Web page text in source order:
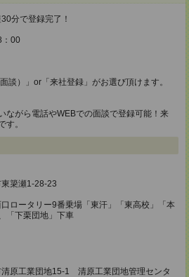
分で登録完了！
：00
談）」or「来社登録」がお選び頂けます。
ながら電話やWEBでの面談で登録可能！来
す。
簗瀬1-28-23
ロータリー9番乗場「東汗」「東高校」「本
「下栗団地」下車
原工業団地15-1 清原工業団地管理センタ